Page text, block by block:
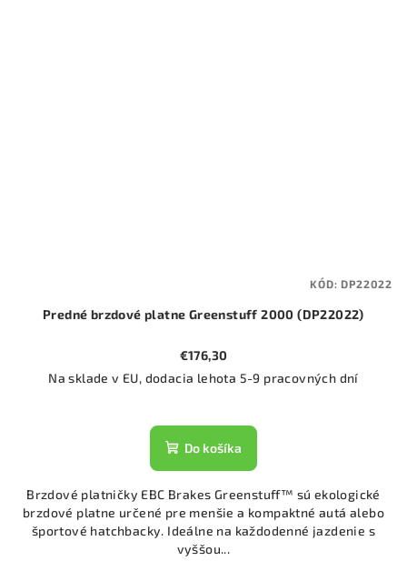
Predné brzdové platne Greenstuff 2000 (DP22022)
€176,30
Na sklade v EU, dodacia lehota 5-9 pracovných dní
Do košíka
Brzdové platničky EBC Brakes Greenstuff™ sú ekologické
brzdové platne určené pre menšie a kompaktné autá alebo
športové hatchbacky. Ideálne na každodenné jazdenie s
vyššou...
KÓD:DP22022